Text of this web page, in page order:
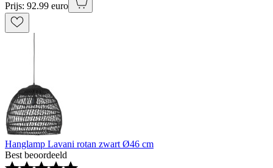
Prijs: 92.99 euro
Hanglamp Lavani rotan zwart Ø46 cm
Best beoordeeld